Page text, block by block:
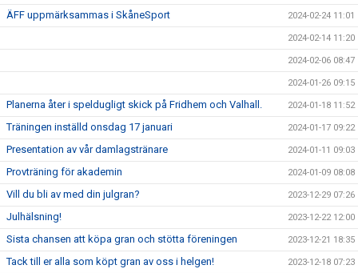
ÄFF uppmärksammas i SkåneSport 2024-02-24 11:01
2024-02-14 11:20
2024-02-06 08:47
2024-01-26 09:15
Planerna åter i speldugligt skick på Fridhem och Valhall. 2024-01-18 11:52
Träningen inställd onsdag 17 januari 2024-01-17 09:22
Presentation av vår damlagstränare 2024-01-11 09:03
Provträning för akademin 2024-01-09 08:08
Vill du bli av med din julgran? 2023-12-29 07:26
Julhälsning! 2023-12-22 12:00
Sista chansen att köpa gran och stötta föreningen 2023-12-21 18:35
Tack till er alla som köpt gran av oss i helgen! 2023-12-18 07:23